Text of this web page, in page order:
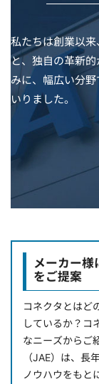
私たちは創業以
と、独自の革新
みに、幅広い分
いりました。
メーカー様
をご提案
コネクタとはど
しているか？コ
なニーズからご
（JAE）は、長
ノウハウをもと